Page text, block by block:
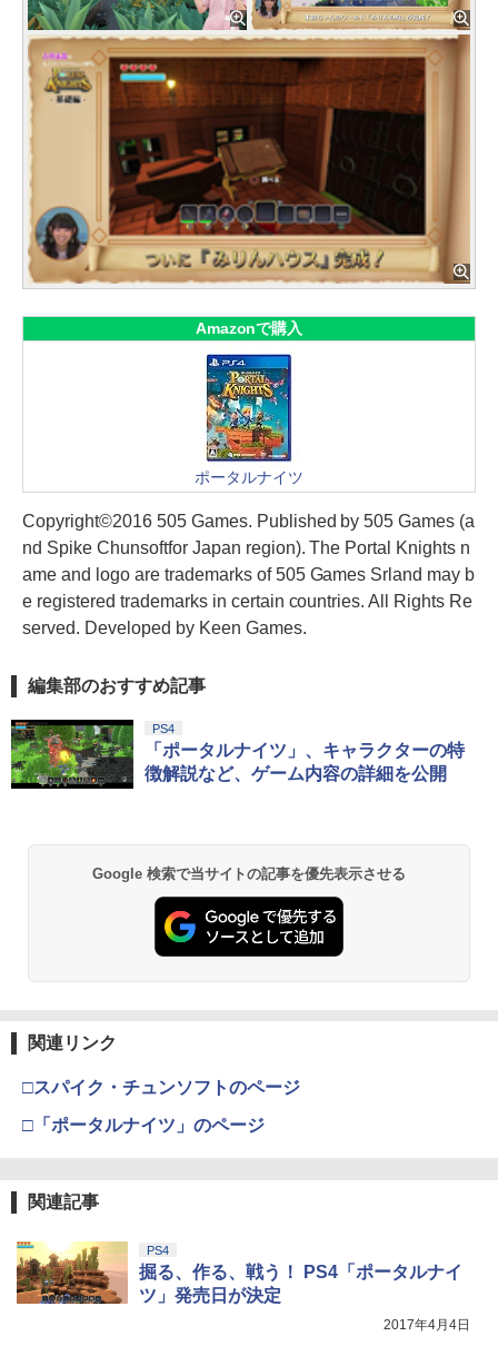
Amazonで購入
ポータルナイツ
Copyright©2016 505 Games. Published by 505 Games (a
nd Spike Chunsoftfor Japan region). The Portal Knights n
ame and logo are trademarks of 505 Games Srland may b
e registered trademarks in certain countries. All Rights Re
served. Developed by Keen Games.
編集部のおすすめ記事
PS4
「ポータルナイツ」、キャラクターの特
徴解説など、ゲーム内容の詳細を公開
Google 検索で当サイトの記事を優先表示させる
関連リンク
□スパイク・チュンソフトのページ
□「ポータルナイツ」のページ
関連記事
PS4
掘る、作る、戦う！ PS4「ポータルナイ
ツ」発売日が決定
2017年4月4日